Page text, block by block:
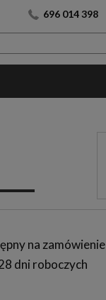
696 014 398
na zamówienie
dni roboczych